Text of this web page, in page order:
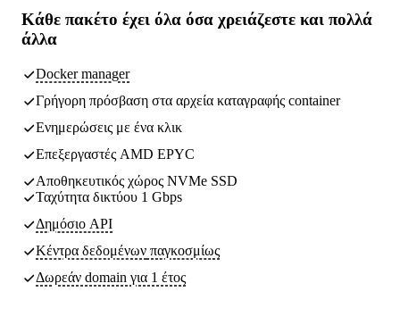
Κάθε πακέτο έχει όλα όσα χρειάζεστε και πολλά
άλλα
Docker manager
Γρήγορη πρόσβαση στα αρχεία καταγραφής container
Ενημερώσεις με ένα κλικ
Επεξεργαστές AMD EPYC
Αποθηκευτικός χώρος NVMe SSD
Ταχύτητα δικτύου 1 Gbps
Δημόσιο API
Κέντρα δεδομένων παγκοσμίως
Δωρεάν domain για 1 έτος